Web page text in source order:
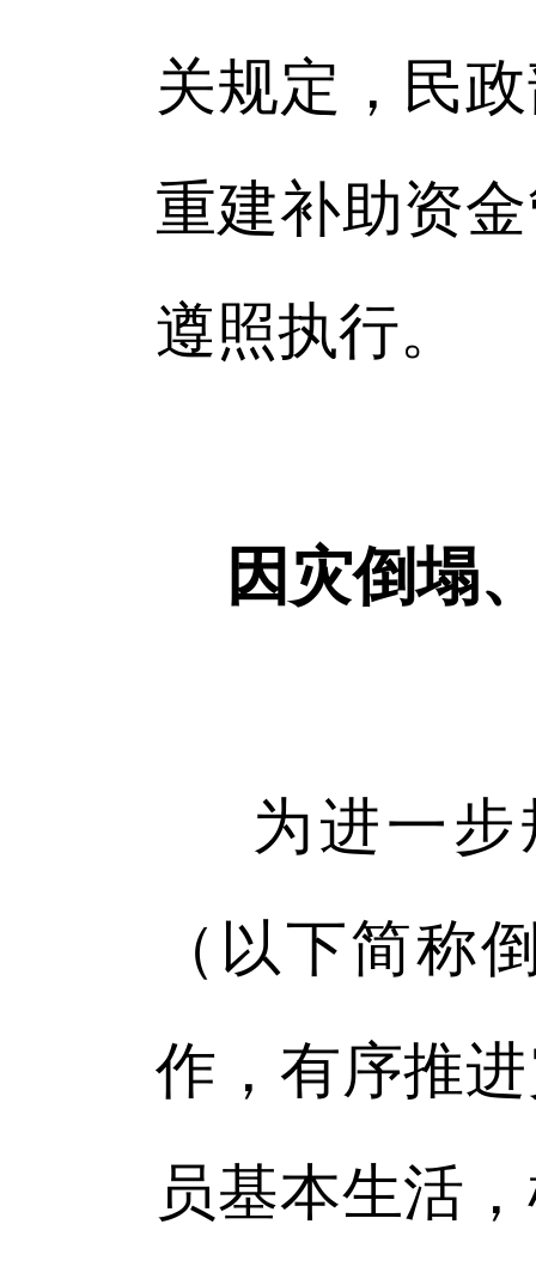
关规定，民
重建补助资
遵照执行。
因灾倒塌
为进一
（以下简称
作，有序推
员基本生活